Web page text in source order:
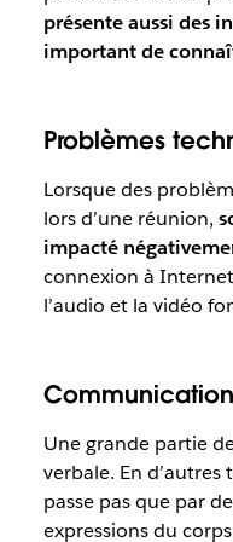
présente aussi des
important de
Problèmes
Lorsque des
lors d’une réunion,
impacté
connexion à
l’audio et la vidéo
Une grande partie
verbale. En
passe pas que par
expressions du